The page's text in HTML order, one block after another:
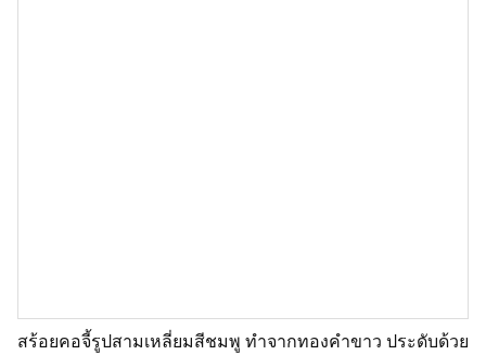
สร้อยคอจี้รูปสามเหลี่ยมสีชมพู ทำจากทองคำขาว ประดับด้วย